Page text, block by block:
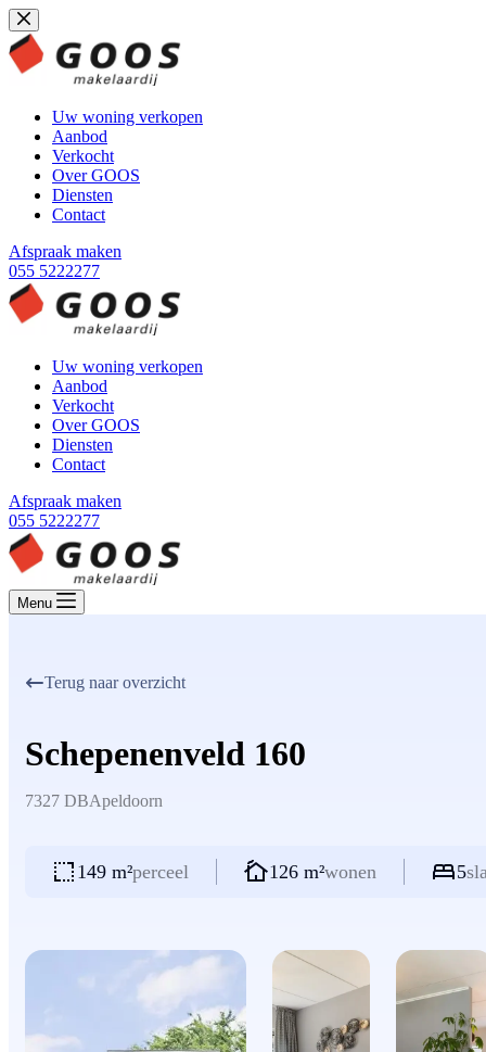
Ga
naar
de
inhoud
Uw woning verkopen
Aanbod
Verkocht
Over GOOS
Diensten
Contact
Afspraak maken
055 5222277
Uw woning verkopen
Aanbod
Verkocht
Over GOOS
Diensten
Contact
Afspraak maken
055 5222277
Menu
Terug naar overzicht
Schepenenveld 160
7327 DBApeldoorn
149 m²perceel 126 m²wonen 5